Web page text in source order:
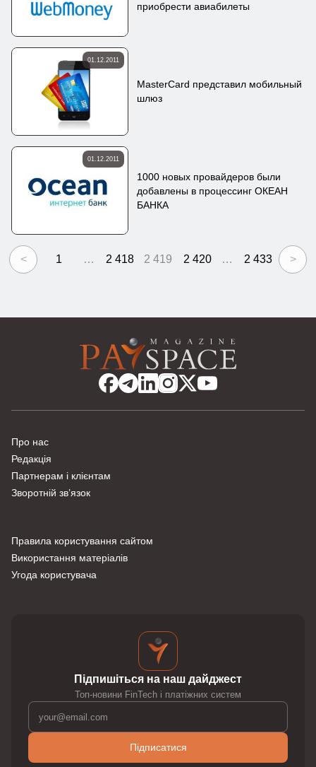
приобрести авиабилеты
01.12.2011
MasterCard представил мобильный
шлюз
01.12.2011
1000 новых провайдеров были
добавлены в процессинг ОКЕАН
БАНКА
< 1 … 2 418 2 419 2 420 … 2 433 >
Про нас
Редакція
Партнерам і клієнтам
Зворотній зв’язок
Правила користування сайтом
Використання матеріалів
Угода користувача
Підпишіться на наш дайджест
Топ-новини FinTech і платіжних систем
Підписатися